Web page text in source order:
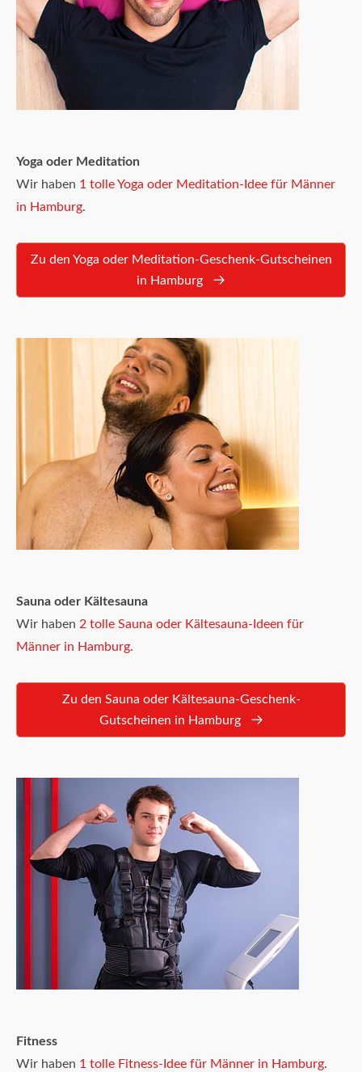
Yoga oder Meditation
Wir haben 1 tolle Yoga oder Meditation-Idee für Männer
in Hamburg.
Zu den Yoga oder Meditation-Geschenk-Gutscheinen
in Hamburg
Sauna oder Kältesauna
Wir haben 2 tolle Sauna oder Kältesauna-Ideen für
Männer in Hamburg.
Zu den Sauna oder Kältesauna-Geschenk-
Gutscheinen in Hamburg
Fitness
Wir haben 1 tolle Fitness-Idee für Männer in Hamburg.